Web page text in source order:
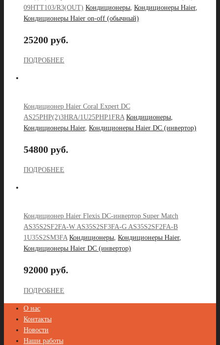
09HTT103/R3(OUT) Кондиционеры, Кондиционеры Haier,
Кондиционеры Haier on-off (обычный)
25200 руб.
ПОДРОБНЕЕ
Кондиционер Haier Coral Expert DC
AS25PHP(2)3HRA/1U25PHP1FRA Кондиционеры,
Кондиционеры Haier, Кондиционеры Haier DC (инвертор)
54800 руб.
ПОДРОБНЕЕ
Кондиционер Haier Flexis DC-инвертор Super Match
AS35S2SF2FA-W AS35S2SF3FA-G AS35S2SF2FA-B
1U35S2SM3FA Кондиционеры, Кондиционеры Haier,
Кондиционеры Haier DC (инвертор)
92000 руб.
ПОДРОБНЕЕ
О нас
Контакты
Новости
Наши работы